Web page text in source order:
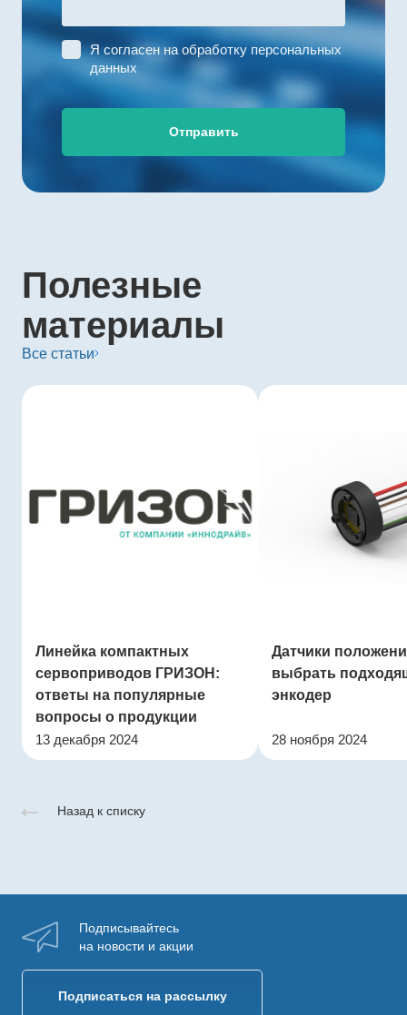
Я согласен на обработку персональных
данных
Отправить
Полезные
материалы
Все статьи
Линейка компактных
сервоприводов ГРИЗОН:
ответы на популярные
вопросы о продукции
13 декабря 2024
Датчики
выбрать
энкодер
28 ноября 2024
Назад к списку
Подписывайтесь
на новости и акции
Подписаться на рассылку